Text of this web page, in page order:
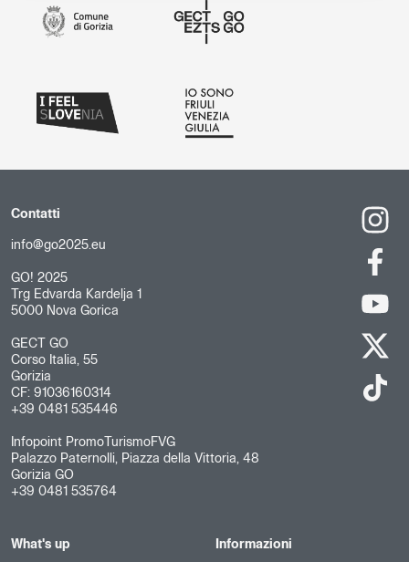
Contatti
info@go2025.eu
GO! 2025
Trg Edvarda Kardelja 1
5000 Nova Gorica
GECT GO
Corso Italia, 55
Gorizia
CF: 91036160314
+39 0481 535446
Infopoint PromoTurismoFVG
Palazzo Paternolli, Piazza della Vittoria, 48
Gorizia GO
+39 0481 535764
What's up Informazioni